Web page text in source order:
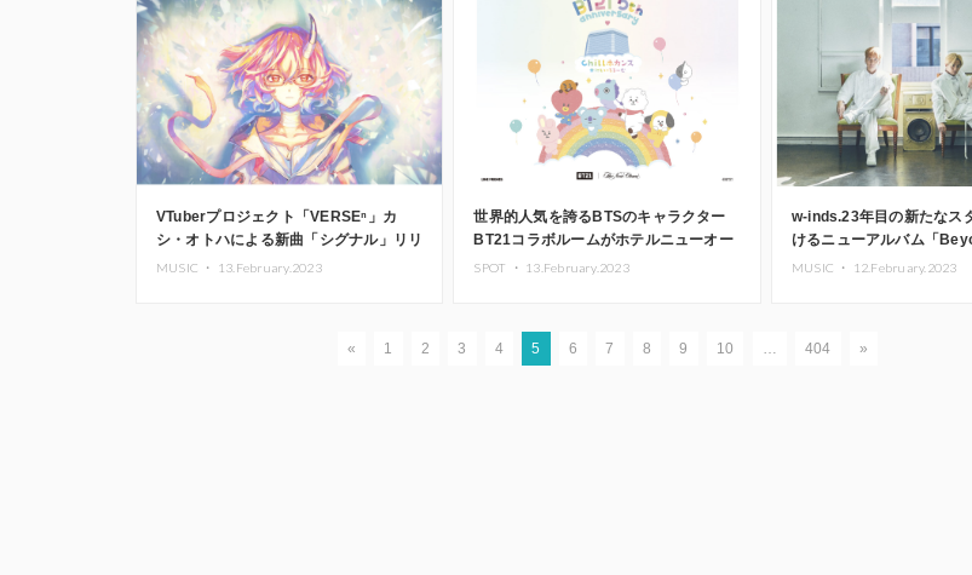
VTuberプロジェクト「VERSEⁿ」カ
シ・オトハによる新曲「シグナル」リリ
ース決定
MUSIC ・ 13.February.2023
世界的人気を誇るBTSのキャラクター
BT21コラボルームがホテルニューオー
タニ大阪に登場
SPOT ・ 13.February.2023
w-inds.23年目の新たなス
けるニューアルバム「
アル解禁！かつてw-inds.
MUSIC ・ 12.February.2023
« 1 2 3 4 5 6 7 8 9 10 … 404 »